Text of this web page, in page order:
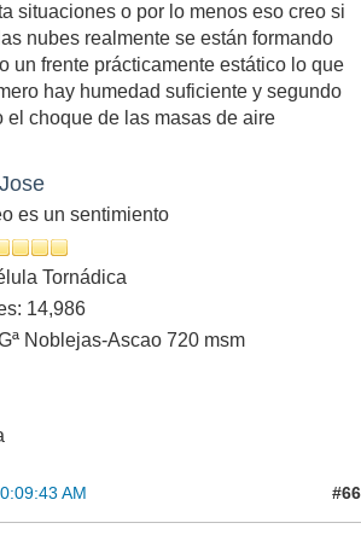
situaciones o por lo menos eso creo si
nubes realmente se están formando
un frente prácticamente estático lo que
hay humedad suficiente y segundo
el choque de las masas de aire
es un sentimiento
Tornádica
14,986
Noblejas-Ascao 720 msm
AM #66